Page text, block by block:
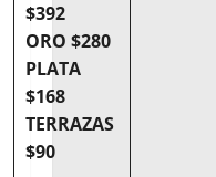
$392
ORO $280
PLATA
$168
TERRAZAS
$90